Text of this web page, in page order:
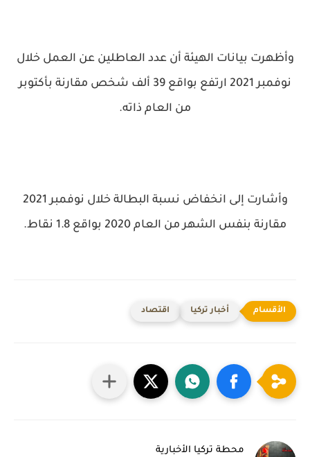
وأظهرت بيانات الهيئة أن عدد العاطلين عن العمل خلال
نوفمبر 2021 ارتفع بواقع 39 ألف شخص مقارنة بأكتوبر
من العام ذاته.
وأشارت إلى انخفاض نسبة البطالة خلال نوفمبر 2021
مقارنة بنفس الشهر من العام 2020 بواقع 1.8 نقاط.​​​​​​​​​​​​​​
أخبار تركيا اقتصاد
محطة تركيا الأخبارية